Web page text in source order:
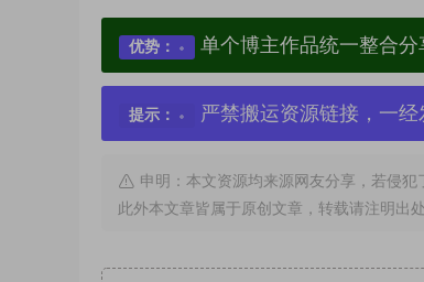
优势： 单个博主作品统一整合分
提示： 严禁搬运资源链接，一
申明：本文资源均来源网友分享，若侵
此外本文章皆属于原创文章，转载请注明出